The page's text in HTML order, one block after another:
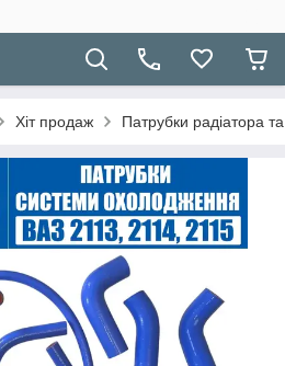
Хіт продаж Патрубки радіатора